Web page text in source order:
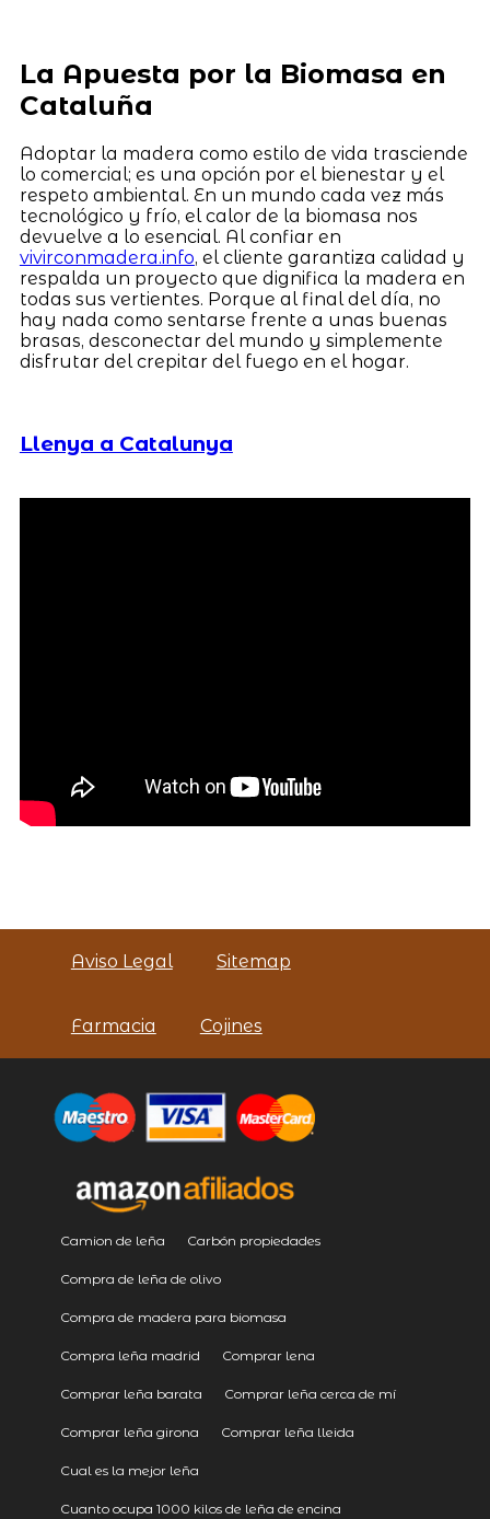
La Apuesta por la Biomasa en
Cataluña
Adoptar la madera como estilo de vida trasciende
lo comercial; es una opción por el bienestar y el
respeto ambiental. En un mundo cada vez más
tecnológico y frío, el calor de la biomasa nos
devuelve a lo esencial. Al confiar en
vivirconmadera.info, el cliente garantiza calidad y
respalda un proyecto que dignifica la madera en
todas sus vertientes. Porque al final del día, no
hay nada como sentarse frente a unas buenas
brasas, desconectar del mundo y simplemente
disfrutar del crepitar del fuego en el hogar.
Llenya a Catalunya
Aviso Legal Sitemap
Farmacia Cojines
Camion de leña Carbón propiedades
Compra de leña de olivo
Compra de madera para biomasa
Compra leña madrid Comprar lena
Comprar leña barata Comprar leña cerca de mí
Comprar leña girona Comprar leña lleida
Cual es la mejor leña
Cuanto ocupa 1000 kilos de leña de encina